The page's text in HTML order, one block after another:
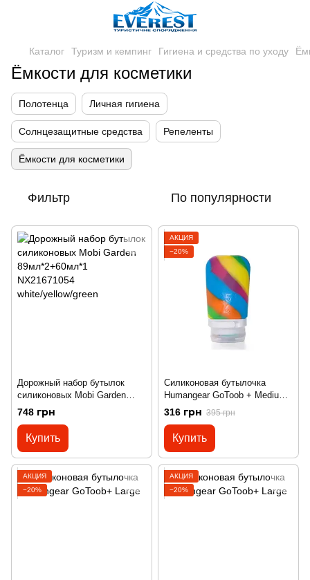
Каталог Туризм и кемпинг Гигиена и средства по уходу
Ёмкости для косметики
Полотенца Личная гигиена
Солнцезащитные средства Репеленты
Ёмкости для косметики
Фильтр По популярности
Дорожный набор бутылок
силиконовых Mobi Garden
89мл*2+60мл*1 NX21671054
white/yellow/green
748 грн
Купить
АКЦИЯ
−20%
Силиконовая бутылочка
Humangear GoToob + Medium
Rainbow
316 грн 395 грн
Купить
АКЦИЯ
−20%
АКЦИЯ
−20%